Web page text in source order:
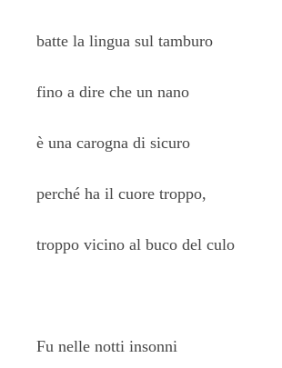
batte la lingua sul tamburo
fino a dire che un nano
è una carogna di sicuro
perché ha il cuore troppo,
troppo vicino al buco del culo
Fu nelle notti insonni